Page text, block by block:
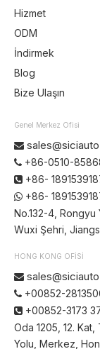
Hizmet
ODM
İndirmek
Blog
Bize Ulaşın
Genel Merkez Ofisi

 +86-0510-
 +86-
 +86-
No.132-4, Rongyu
Wuxi Şehri,
HONG KONG OFİSİ

 +00852-
 +00852-3173
Oda 1205, 12.
Yolu, Merkez,